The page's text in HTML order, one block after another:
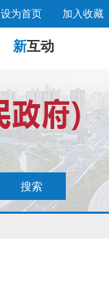
设为首页 加入收藏
新互动